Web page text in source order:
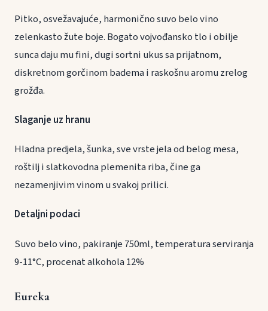
Pitko, osvežavajuće, harmonično suvo belo vino
zelenkasto žute boje. Bogato vojvođansko tlo i obilje
sunca daju mu fini, dugi sortni ukus sa prijatnom,
diskretnom gorčinom badema i raskošnu aromu zrelog
grožđa.
Slaganje uz hranu
Hladna predjela, šunka, sve vrste jela od belog mesa,
roštilj i slatkovodna plemenita riba, čine ga
nezamenjivim vinom u svakoj prilici.
Detaljni podaci
Suvo belo vino, pakiranje 750ml, temperatura serviranja
9-11°C, procenat alkohola 12%
Eureka